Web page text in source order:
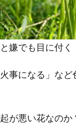
嫌でも目に付く
事になる」な
が悪い花なのか